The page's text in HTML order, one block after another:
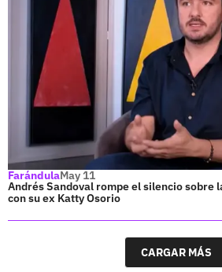
FarándulaMay 11
Andrés Sandoval rompe el silencio sobre
con su ex Katty Osorio
CARGAR MÁS